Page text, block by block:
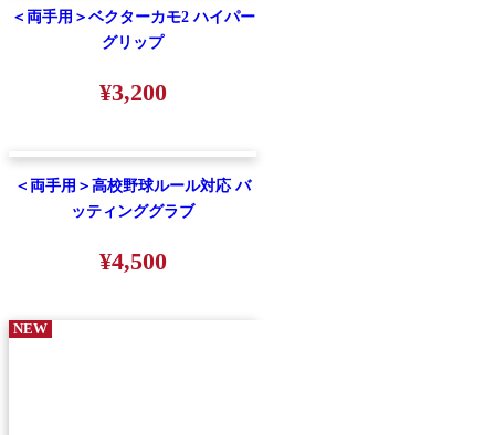
＜両手用＞ベクターカモ2 ハイパー
グリップ
¥3,200
＜両手用＞高校野球ルール対応 バ
ッティンググラブ
¥4,500
NEW